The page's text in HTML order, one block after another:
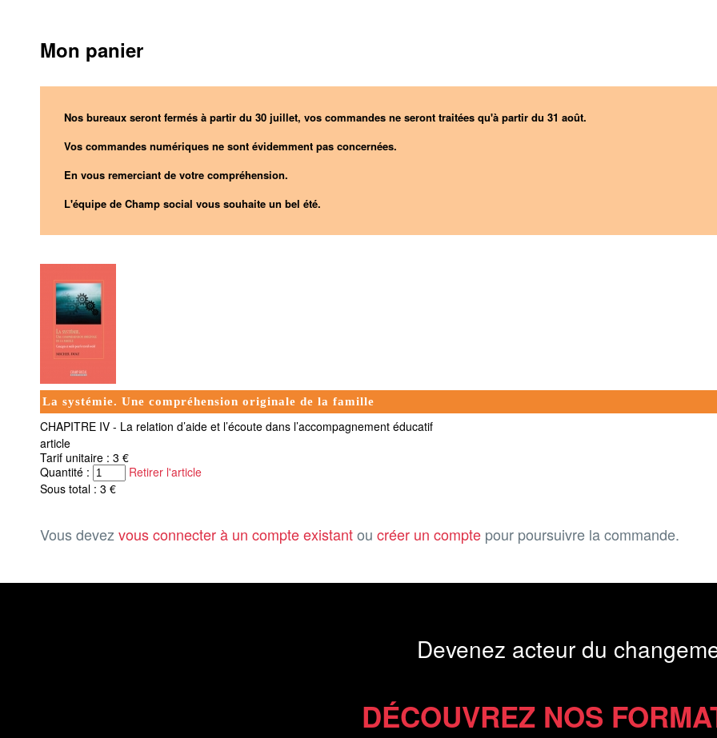
Mon panier
Nos bureaux seront fermés à partir du 30 juillet, vos commandes ne seront traitées qu'à partir du 31 août.
Vos commandes numériques ne sont évidemment pas concernées.
En vous remerciant de votre compréhension.
L'équipe de Champ social vous souhaite un bel été.
La systémie. Une compréhension originale de la famille
CHAPITRE IV - La relation d’aide et l’écoute dans l’accompagnement éducatif
article
Tarif unitaire : 3 €
Quantité :
Retirer l'article
Sous total : 3 €
Vous devezvous connecter à un compte existantou créer un compte pour poursuivre la commande.
Devenez acteur du
DÉCOUVREZ NOS